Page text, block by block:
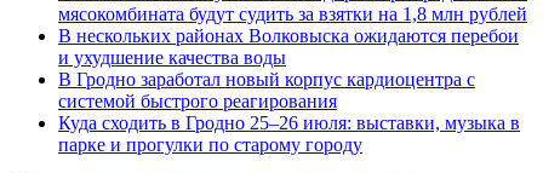
мясокомбината будут судить за взятки на 1,8 млн рублей
В нескольких районах Волковыска ожидаются перебои
и ухудшение качества воды
В Гродно заработал новый корпус кардиоцентра с
системой быстрого реагирования
Куда сходить в Гродно 25–26 июля: выставки, музыка в
парке и прогулки по старому городу